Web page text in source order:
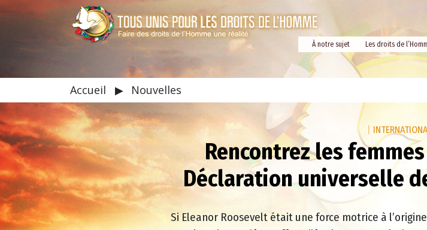
À notre sujet Les droits de
Accueil ▶ Nouvelles
Rencontrez les
Déclaration universelle
Si Eleanor Roosevelt était une force motrice à